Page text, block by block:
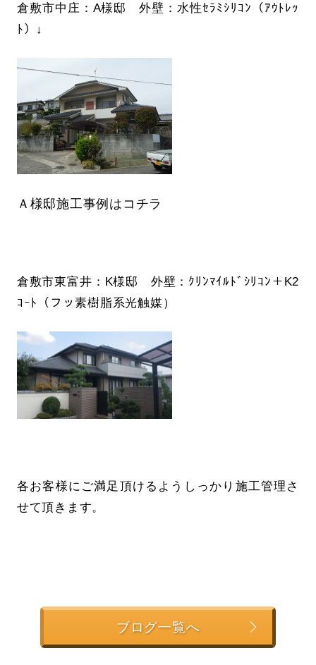
倉敷市中庄：A様邸 外壁：水性ｾﾗﾐｼﾘｺﾝ（ｱｳﾄﾚｯ
ﾄ）↓
Ａ様邸施工事例はコチラ
倉敷市東富井：K様邸 外壁：ｸﾘﾝﾏｲﾙﾄﾞｼﾘｺﾝ＋K2
ｺｰﾄ（フッ素樹脂系光触媒）
各お客様にご満足頂けるようしっかり施工管理さ
せて頂きます。
ブログ一覧へ